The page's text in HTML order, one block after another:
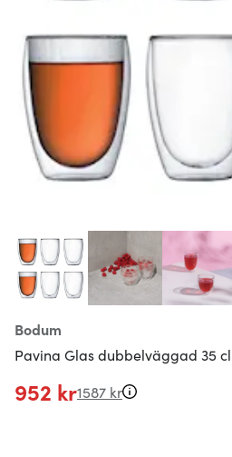
Bodum
Pavina Glas dubbelväggad 35
952 kr1587 kr